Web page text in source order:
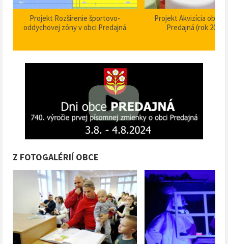
Projekt Akvizícia obecnej knižnice
Predajná (rok 2024 – 2025)
Projekt Dom smútku
stavebné úpravy
Z FOTOGALÉRIÍ OBCE